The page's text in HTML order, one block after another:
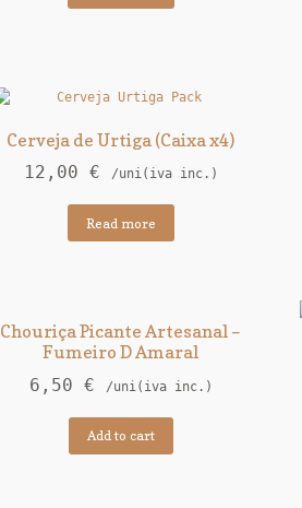
Cerveja de Urtiga (Caixa x4)
12,00 € /uni(iva inc.)
Read more
Chouriça Picante Artesanal –
Fumeiro D Amaral
6,50 € /uni(iva inc.)
Add to cart